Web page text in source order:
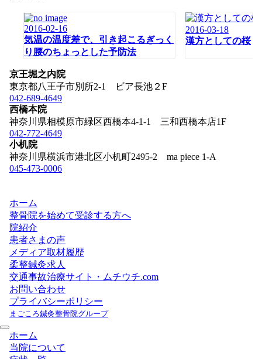
2016-02-16
気温の温度差で、引き起こるぎっく
り腰のちょっとした予防法
2016-03-18
漢方としての桜
京王堀之内院
東京都八王子市別所2-1 ビア長池２F
042-689-4649
西橋本院
神奈川県相模原市緑区西橋本4-1-1 三和西橋本店1F
042-772-4649
小机院
神奈川県横浜市港北区小机町2495-2 ma piece 1-A
045-473-0006
ホーム
整骨院を始めて受診する方へ
院紹介
患者さまの声
メディア取材履歴
柔整鍼灸求人
交通事故治療サイト・ムチウチ.com
お問い合わせ
プライバシーポリシー
まごころ鍼灸整骨院グループ
ホーム
当院について